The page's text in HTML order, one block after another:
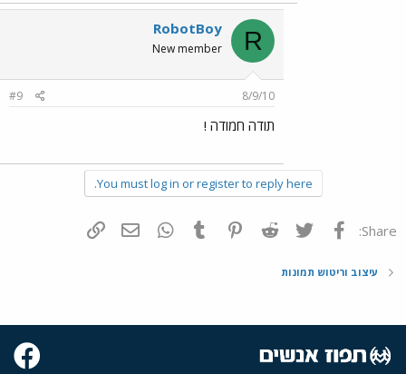
R
RobotBoy
New member
8/9/10
#9
תודה חמודה !
You must log in or register to reply here.
Share: פייסבוק Twitter
Reddit
Pinterest
Tumblr
WhatsAppדואר אלקטרוני
עיצוב וריטוש תמונות